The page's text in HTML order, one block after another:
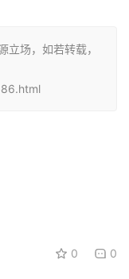
场，如若转载，
0 0